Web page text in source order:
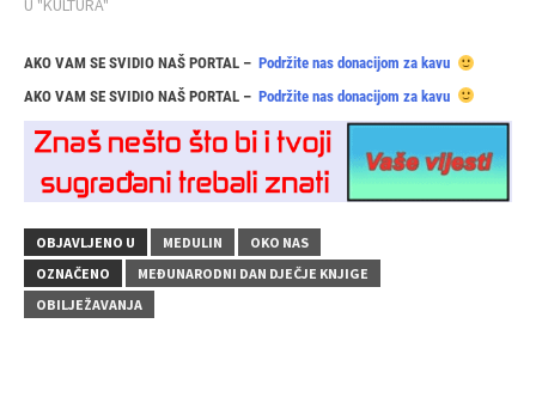
U "KULTURA"
AKO VAM SE SVIDIO NAŠ PORTAL – Podržite nas donacijom za kavu
AKO VAM SE SVIDIO NAŠ PORTAL – Podržite nas donacijom za kavu
OBJAVLJENO U MEDULIN
OKO NAS
OZNAČENO
MEĐUNARODNI DAN DJEČJE KNJIGE
OBILJEŽAVANJA